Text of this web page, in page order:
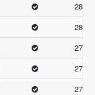
28
28
27.66
27.66
27.66